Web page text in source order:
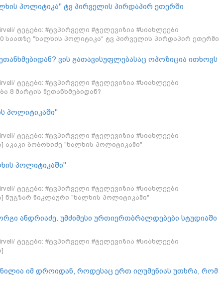
პოლიტიკა" ტვ პირველის პირდაპირ ეთერში
ტეგები: #ტვპირველი #ტელევიზია #სიახლეები
საათზე "ხალხის პოლიტიკა" ტვ პირველის პირდაპირ ეთერში
ვის გათავისუფლებასაც ოპოზიცია ითხოვს
პირობა დაიდო წერილობითი შეთანხმების მიღმა დახურულ
ტეგები: #ტვპირველი #ტელევიზია #სიახლეები
8 მარტის შეთანხმებიდან?
პოლიტიკაში"
ტეგები: #ტვპირველი #ტელევიზია #სიახლეები
აკაკი ბობოხიძე "ხალხის პოლიტიკაში"
პოლიტიკაში"
ტეგები: #ტვპირველი #ტელევიზია #სიახლეები
ნუგზარ წიკლაური "ხალხის პოლიტიკაში"
ანდრიაძე. უმძიმესი ურთიერთბრალდებები სტუდიაში
ტეგები: #ტვპირველი #ტელევიზია #სიახლეები
იმ დროიდან, როდესაც ერთ იღუმენიას უთხრა, რომ
"კლიჩკა" - მამა ანდრია სარია გიორგი ანდრიაძის